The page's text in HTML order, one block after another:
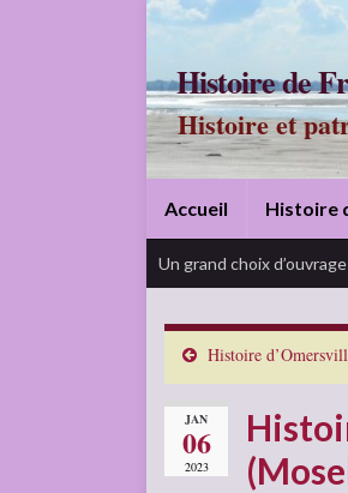
Histoire de
Histoire et
Accueil Histoire
Un grand choix
Histoire
JAN
06
2023